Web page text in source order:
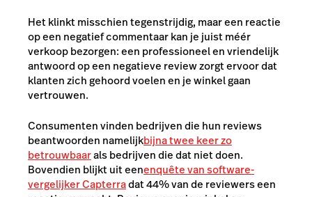
Het klinkt misschien tegenstrijdig, maar een reactie
op een negatief commentaar kan je juist méér
verkoop bezorgen: een professioneel en vriendelijk
antwoord op een negatieve review zorgt ervoor dat
klanten zich gehoord voelen en je winkel gaan
vertrouwen.
Consumenten vinden bedrijven die hun reviews
beantwoorden namelijkbijna twee keer zo
betrouwbaarals bedrijven die dat niet doen.
Bovendien blijkt uit eenenquête van software-
vergelijker Capterradat 44% van de reviewers een